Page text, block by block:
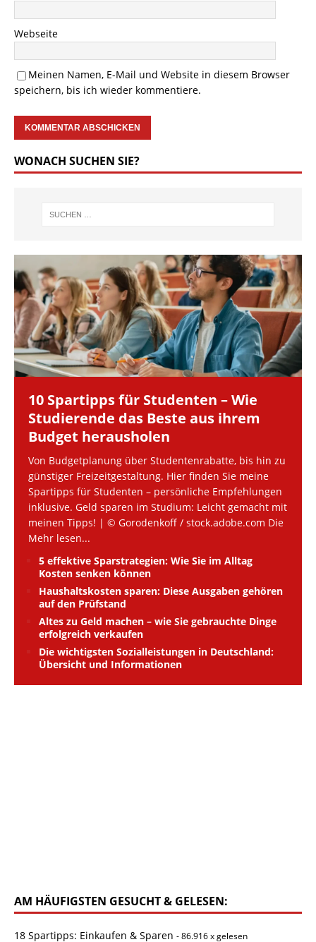
Webseite
Meinen Namen, E-Mail und Website in diesem Browser
speichern, bis ich wieder kommentiere.
WONACH SUCHEN SIE?
10 Spartipps für Studenten – Wie
Studierende das Beste aus ihrem
Budget herausholen
Von Budgetplanung über Studentenrabatte, bis hin zu
günstiger Freizeitgestaltung. Hier finden Sie meine
Spartipps für Studenten – persönliche Empfehlungen
inklusive. Geld sparen im Studium: Leicht gemacht mit
meinen Tipps! | © Gorodenkoff / stock.adobe.com Die
Mehr lesen...
5 effektive Sparstrategien: Wie Sie im Alltag
Kosten senken können
Haushaltskosten sparen: Diese Ausgaben gehören
auf den Prüfstand
Altes zu Geld machen – wie Sie gebrauchte Dinge
erfolgreich verkaufen
Die wichtigsten Sozialleistungen in Deutschland:
Übersicht und Informationen
AM HÄUFIGSTEN GESUCHT & GELESEN:
18 Spartipps: Einkaufen & Sparen - 86.916 x gelesen